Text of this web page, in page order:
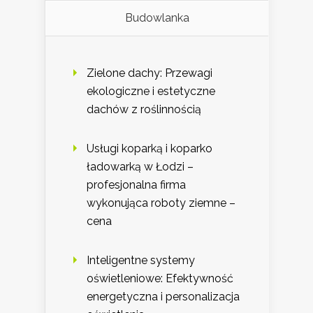
Budowlanka
Zielone dachy: Przewagi
ekologiczne i estetyczne
dachów z roślinnością
Usługi koparką i koparko
ładowarką w Łodzi –
profesjonalna firma
wykonująca roboty ziemne –
cena
Inteligentne systemy
oświetleniowe: Efektywność
energetyczna i personalizacja